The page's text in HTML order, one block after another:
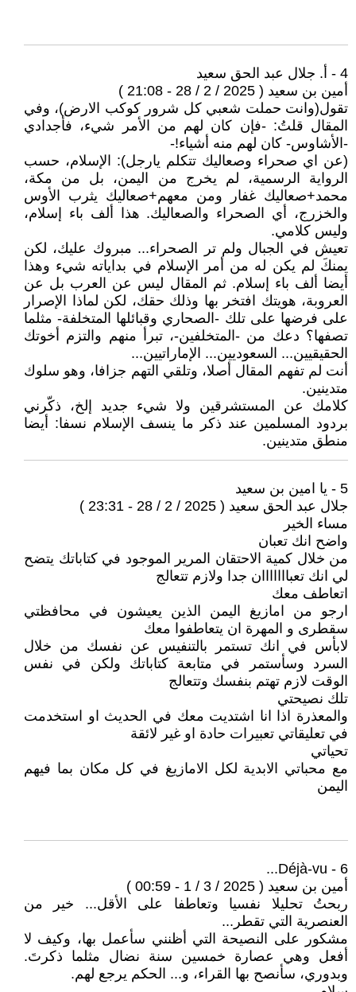
4 - أ. جلال عبد الحق سعيد
أمين بن سعيد ( 2025 / 2 / 28 - 21:08 )
تقول(وانت حملت شعبي كل شرور كوكب الارض)، وفي
المقال قلتُ: -فإن كان لهم من الأمر شيء، فأجدادي
-الأشاوس- كان لهم منه أشياء!-
(عن اي صحراء وصعاليك تتكلم يارجل): الإسلام، حسب
الرواية الرسمية، لم يخرج من اليمن، بل من مكة،
محمد+صعاليك غفار ومن معهم+صعاليك يثرب الأوس
والخزرج، أي الصحراء والصعاليك. هذا ألف باء إسلام،
وليس كلامي.
تعيش في الجبال ولم تر الصحراء... مبروك عليك، لكن
يمنكَ لم يكن له من أمر الإسلام في بداياته شيء وهذا
أيضا ألف باء إسلام. ثم المقال ليس عن العرب بل عن
العروبة، هويتك افتخر بها وذلك حقك، لكن لماذا الإصرار
على فرضها على تلك -الصحاري وقبائلها المتخلفة- مثلما
تصفها؟ دعك من -المتخلفين-، تبرأ منهم والتزم أخوتك
الحقيقيين... السعوديين... الإماراتيين...
أنت لم تفهم المقال أصلا، وتلقي التهم جزافا، وهو سلوك
متدينين.
كلامك عن المستشرقين ولا شيء جديد إلخ، ذكّرني
بردود المسلمين عند ذكر ما ينسف الإسلام نسفا: أيضا
منطق متدينين.
5 - يا امين بن سعيد
جلال عبد الحق سعيد ( 2025 / 2 / 28 - 23:31 )
مساء الخير
واضح انك تعبان
من خلال كمية الاحتقان المرير الموجود في كتاباتك يتضح
لي انك تعبااااااان جدا ولازم تتعالج
اتعاطف معك
ارجو من امازيغ اليمن الذين يعيشون في محافظتي
سقطرى و المهرة ان يتعاطفوا معك
لابأس في انك تستمر بالتنفيس عن نفسك من خلال
السرد وسأستمر في متابعة كتاباتك ولكن في نفس
الوقت لازم تهتم بنفسك وتتعالج
تلك نصيحتي
والمعذرة اذا انا اشتديت معك في الحديث او استخدمت
في تعليقاتي تعبيرات حادة او غير لائقة
تحياتي
مع محباتي الابدية لكل الامازيغ في كل مكان بما فيهم
اليمن
6 - Déjà-vu...
أمين بن سعيد ( 2025 / 3 / 1 - 00:59 )
ربحتُ تحليلا نفسيا وتعاطفا على الأقل... خير من
العنصرية التي تقطر...
مشكور على النصيحة التي أظنني سأعمل بها، وكيف لا
أفعل وهي عصارة خمسين سنة نضال مثلما ذكرتَ.
وبدوري، سأنصح بها القراء، و... الحكم يرجع لهم.